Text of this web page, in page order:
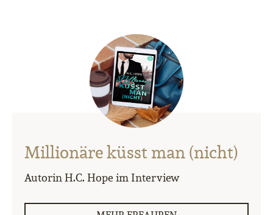
Millionäre küsst man (nicht)
Autorin H.C. Hope im Interview